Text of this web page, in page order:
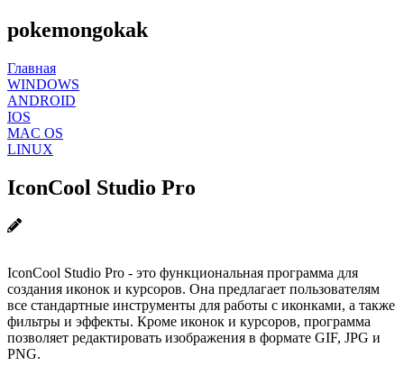
pokemongokak
Главная
WINDOWS
ANDROID
IOS
MAC OS
LINUX
IconCool Studio Pro
IconCool Studio Pro - это функциональная программа для
создания иконок и курсоров. Она предлагает пользователям
все стандартные инструменты для работы с иконками, а также
фильтры и эффекты. Кроме иконок и курсоров, программа
позволяет редактировать изображения в формате GIF, JPG и
PNG.